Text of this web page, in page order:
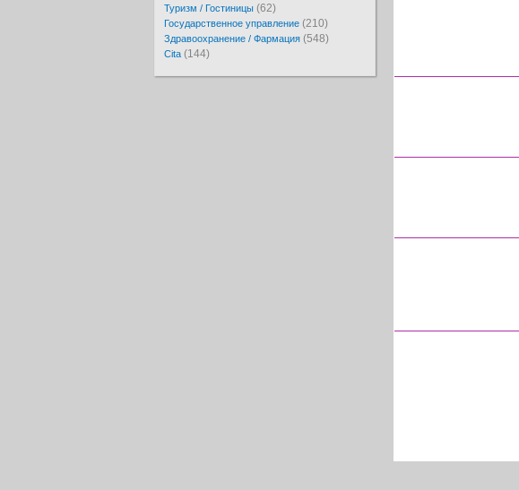
Туризм / Гостиницы (62)
Государственное управление (210)
Здравоохранение / Фармация (548)
Cita (144)